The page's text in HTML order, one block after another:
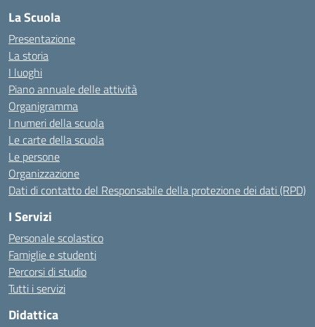
La Scuola
Presentazione
La storia
I luoghi
Piano annuale delle attività
Organigramma
I numeri della scuola
Le carte della scuola
Le persone
Organizzazione
Dati di contatto del Responsabile della protezione dei dati (RPD)
I Servizi
Personale scolastico
Famiglie e studenti
Percorsi di studio
Tutti i servizi
Didattica